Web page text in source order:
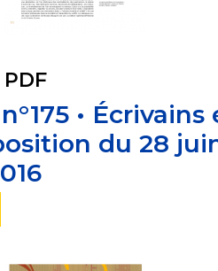
• Écrivains
du 28